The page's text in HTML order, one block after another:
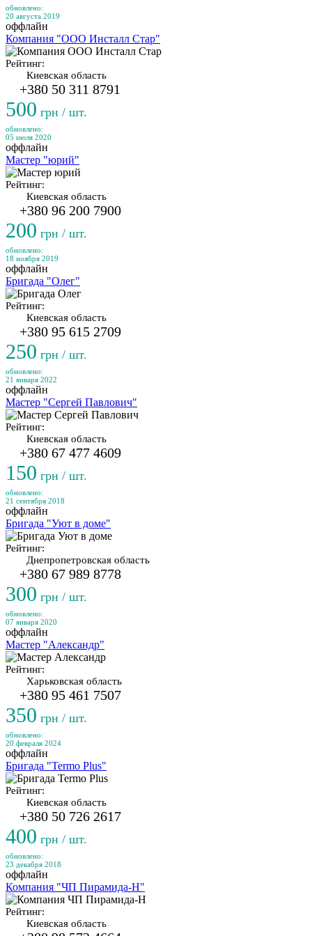
обновлено:
20 августа 2019
оффлайн
Компания "ООО Инсталл Стар"
Рейтинг:
Киевская область
+380 50 311 8791
500 грн / шт.
обновлено:
05 июля 2020
оффлайн
Мастер "юрий"
Рейтинг:
Киевская область
+380 96 200 7900
200 грн / шт.
обновлено:
18 ноября 2019
оффлайн
Бригада "Олег"
Рейтинг:
Киевская область
+380 95 615 2709
250 грн / шт.
обновлено:
21 января 2022
оффлайн
Мастер "Сергей Павлович"
Рейтинг:
Киевская область
+380 67 477 4609
150 грн / шт.
обновлено:
21 сентября 2018
оффлайн
Бригада "Уют в доме"
Рейтинг:
Днепропетровская область
+380 67 989 8778
300 грн / шт.
обновлено:
07 января 2020
оффлайн
Мастер "Александр"
Рейтинг:
Харьковская область
+380 95 461 7507
350 грн / шт.
обновлено:
20 февраля 2024
оффлайн
Бригада "Termo Plus"
Рейтинг:
Киевская область
+380 50 726 2617
400 грн / шт.
обновлено:
23 декабря 2018
оффлайн
Компания "ЧП Пирамида-Н"
Рейтинг:
Киевская область